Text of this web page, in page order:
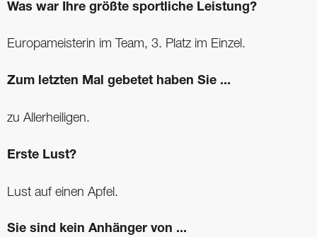
Was war Ihre größte sportliche Leistung?
Europameisterin im Team, 3. Platz im Einzel.
Zum letzten Mal gebetet haben Sie ...
zu Allerheiligen.
Erste Lust?
Lust auf einen Apfel.
Sie sind kein Anhänger von ...